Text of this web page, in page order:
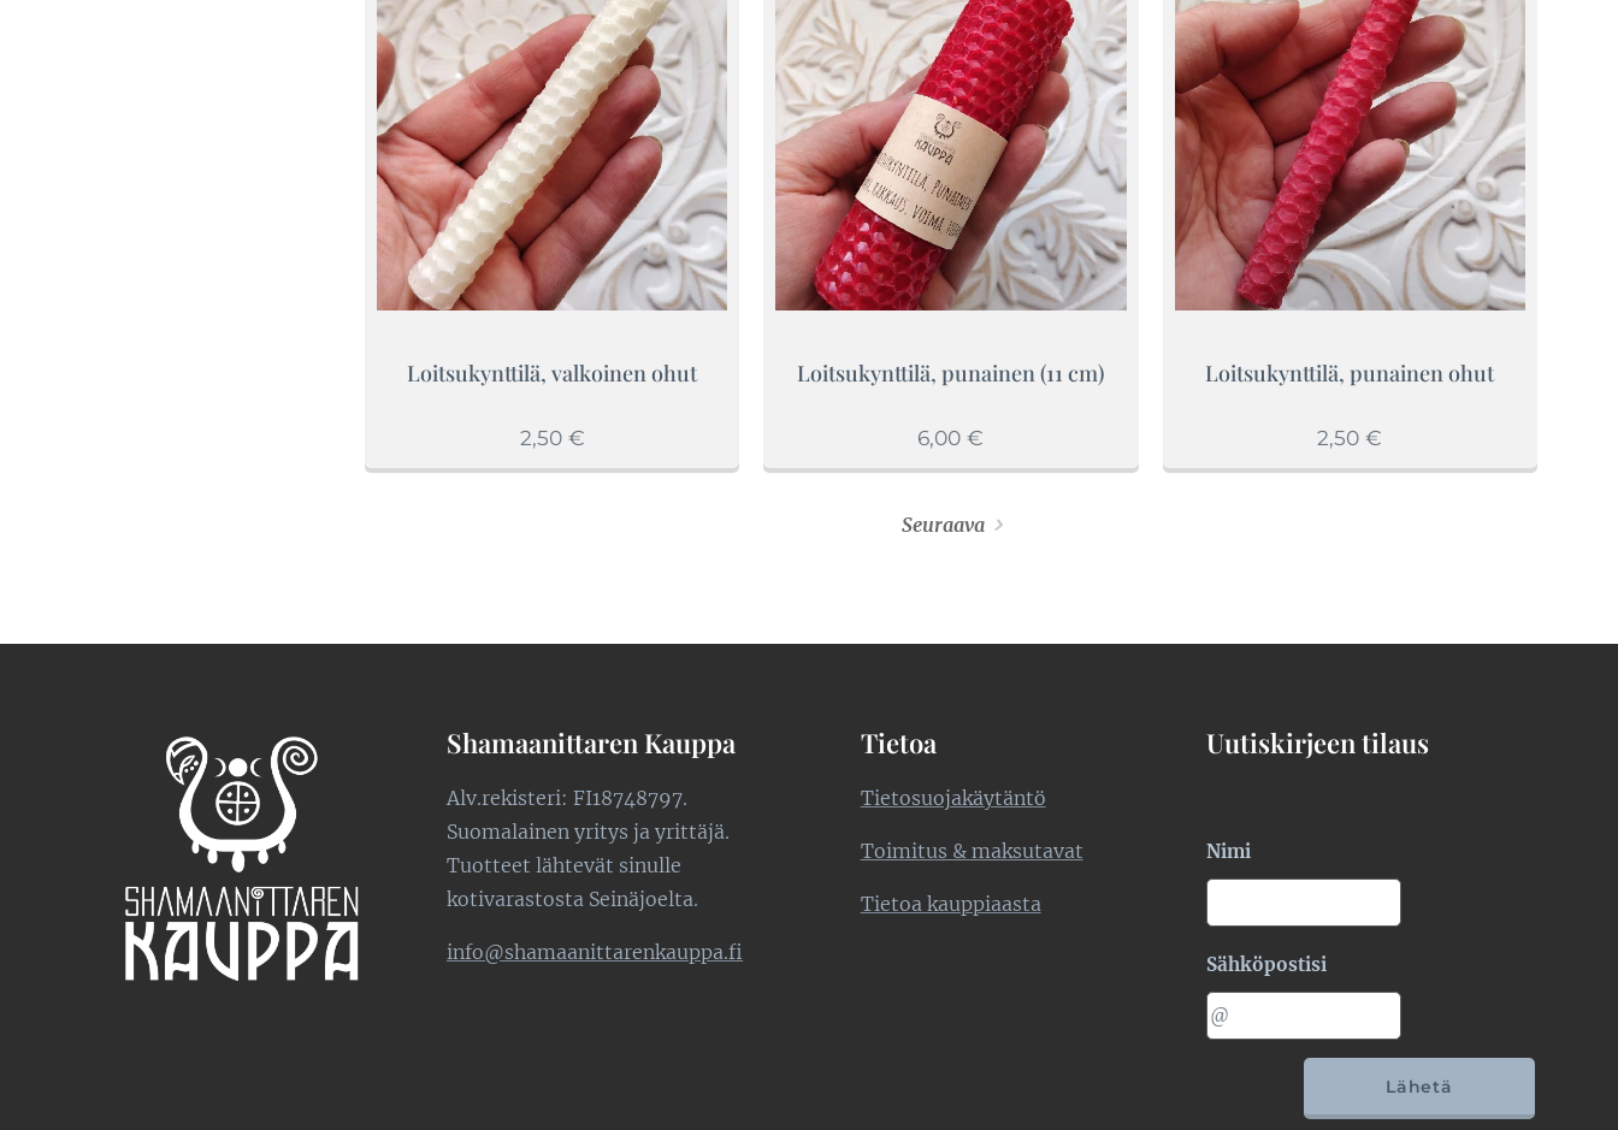
Loitsukynttilä, valkoinen ohut
2,50€
Loitsukynttilä, punainen (11 cm)
6,00 €
Loitsukynttilä, punainen ohut
2,50 €
Seuraava
Shamaanittaren Kauppa
Alv.rekisteri: FI18748797.
Suomalainen yritys ja yrittäjä.
Tuotteet lähtevät sinulle
kotivarastosta Seinäjoelta.
info@shamaanittarenkauppa.fi
Tietoa
Tietosuojakäytäntö
Toimitus & maksutavat
Tietoa kauppiaasta
Uutiskirjeen tilaus
Nimi
Sähköpostisi
Lähetä